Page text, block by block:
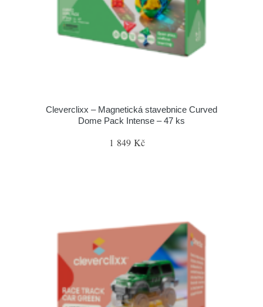
Cleverclixx – Magnetická stavebnice Curved
Dome Pack Intense – 47 ks
1 849 Kč